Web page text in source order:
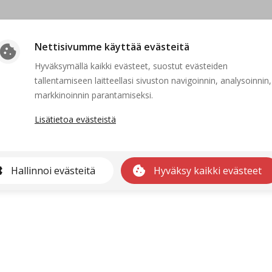
Suljettu
ei voida näyttää, koska sen hakuaika ei ole voimassa tai se on
cookie Nettisivumme käyttää evästeitä
Hyväksymällä kaikki evästeet, suostut evästeiden
tallentamiseen laitteellasi sivuston navigoinnin, analysoinnin,
markkinoinnin parantamiseksi.
Lisätietoa evästeistä
Hallinnoi evästeitä cookie Hyväksy kaikki evästeet